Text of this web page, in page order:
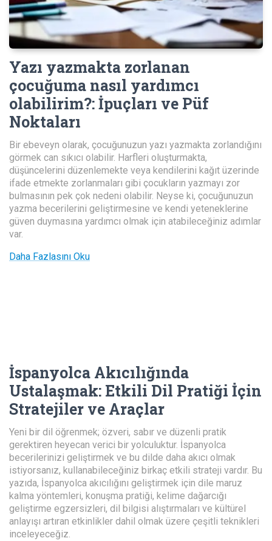
Yazı yazmakta zorlanan
çocuğuma nasıl yardımcı
olabilirim?:İpuçları ve Püf
Noktaları
Bir ebeveyn olarak, çocuğunuzun yazı yazmakta zorlandığını
görmek can sıkıcı olabilir. Harfleri oluşturmakta,
düşüncelerini düzenlemekte veya kendilerini kağıt üzerinde
ifade etmekte zorlanmaları gibi çocukların yazmayı zor
bulmasının pek çok nedeni olabilir. Neyse ki, çocuğunuzun
yazma becerilerini geliştirmesine ve kendi yeteneklerine
güven duymasına yardımcı olmak için atabileceğiniz adımlar
var.
Daha Fazlasını Oku
İspanyolca Akıcılığında
Ustalaşmak: Etkili Dil Pratiği İçin
Stratejiler ve Araçlar
Yeni bir dil öğrenmek; özveri, sabır ve düzenli pratik
gerektiren heyecan verici bir yolculuktur. İspanyolca
becerilerinizi geliştirmek ve bu dilde daha akıcı olmak
istiyorsanız, kullanabileceğiniz birkaç etkili strateji vardır. Bu
yazıda, İspanyolca akıcılığını geliştirmek için dile maruz
kalma yöntemleri, konuşma pratiği, kelime dağarcığı
geliştirme egzersizleri, dil bilgisi alıştırmaları ve kültürel
anlayışı artıran etkinlikler dahil olmak üzere çeşitli teknikleri
inceleyeceğiz.